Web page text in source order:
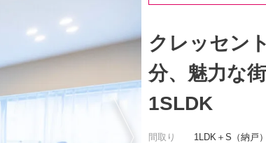
クレッセン
分、魅力な
1SLDK
間取り
1LDK＋S（納戸）